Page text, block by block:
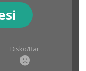
Disko/Bar